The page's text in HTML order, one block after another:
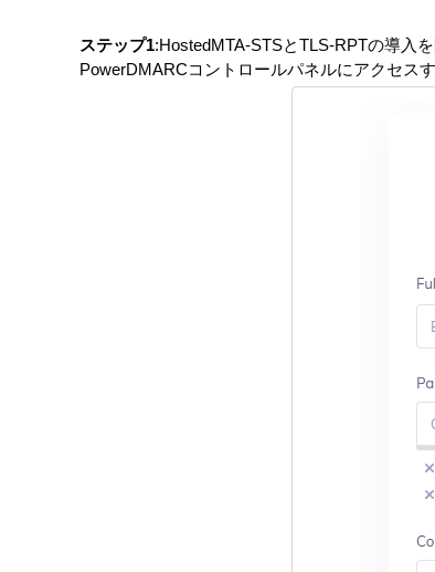
ステップ1:HostedMTA-STSとTLS-RPTの導入
PowerDMARCコントロールパネルにアクセスす